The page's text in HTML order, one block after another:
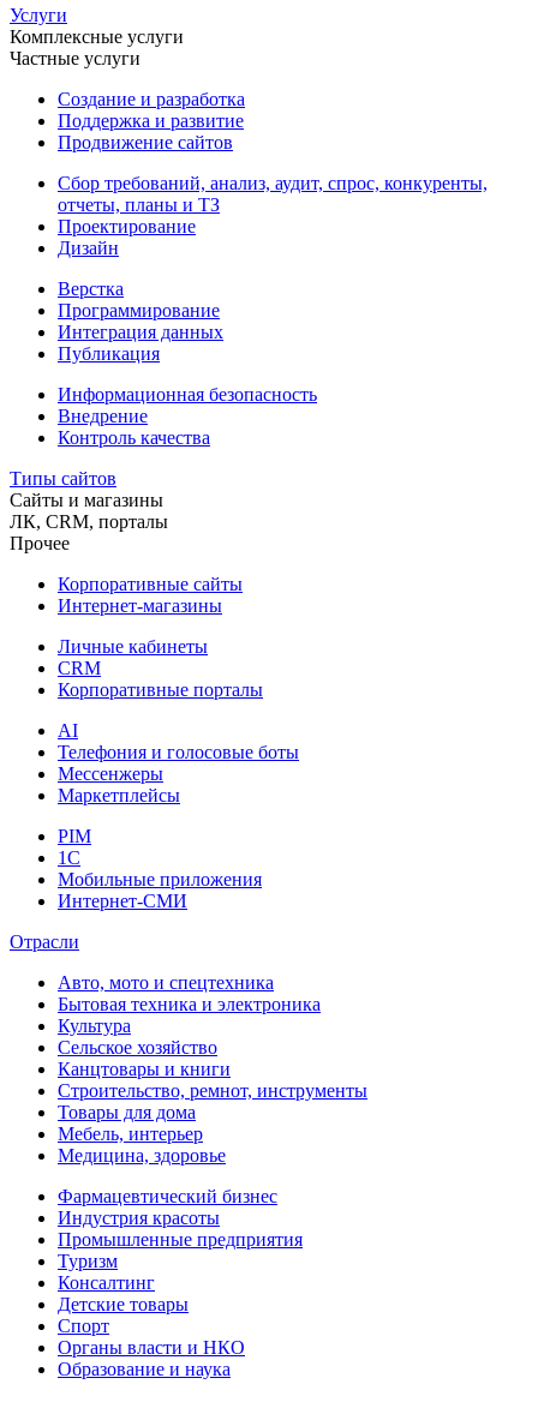
Услуги
Комплексные услуги
Частные услуги
Создание и разработка
Поддержка и развитие
Продвижение сайтов
Сбор требований, анализ, аудит, спрос, конкуренты,
отчеты, планы и ТЗ
Проектирование
Дизайн
Верстка
Программирование
Интеграция данных
Публикация
Информационная безопасность
Внедрение
Контроль качества
Типы сайтов
Сайты и магазины
ЛК, CRM, порталы
Прочее
Корпоративные сайты
Интернет-магазины
Личные кабинеты
CRM
Корпоративные порталы
AI
Телефония и голосовые боты
Мессенжеры
Маркетплейсы
PIM
1C
Мобильные приложения
Интернет-СМИ
Отрасли
Авто, мото и спецтехника
Бытовая техника и электроника
Культура
Сельское хозяйство
Канцтовары и книги
Строительство, ремнот, инструменты
Товары для дома
Мебель, интерьер
Медицина, здоровье
Фармацевтический бизнес
Индустрия красоты
Промышленные предприятия
Туризм
Консалтинг
Детские товары
Спорт
Органы власти и НКО
Образование и наука